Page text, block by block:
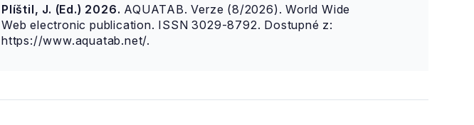
Plíštil, J. (Ed.) 2026. AQUATAB. Verze (8/2026). World Wide
Web electronic publication. ISSN 3029-8792. Dostupné z:
https://www.aquatab.net/.